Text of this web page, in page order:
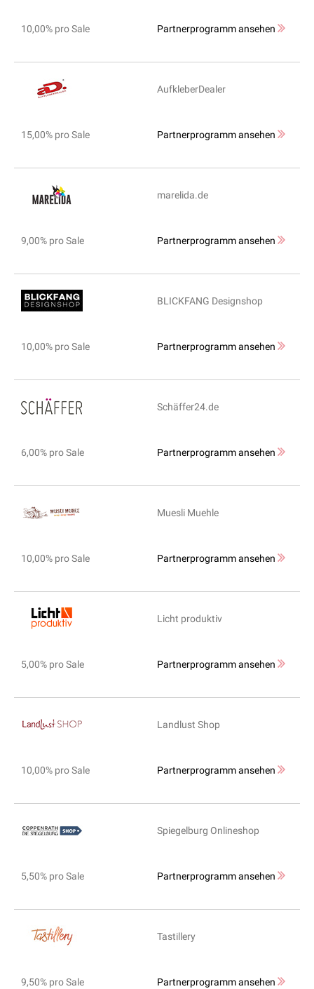
10,00% pro Sale Partnerprogramm ansehen
AufkleberDealer
15,00% pro Sale Partnerprogramm ansehen
marelida.de
9,00% pro Sale Partnerprogramm ansehen
BLICKFANG Designshop
10,00% pro Sale Partnerprogramm ansehen
Schäffer24.de
6,00% pro Sale Partnerprogramm ansehen
Muesli Muehle
10,00% pro Sale Partnerprogramm ansehen
Licht produktiv
5,00% pro Sale Partnerprogramm ansehen
Landlust Shop
10,00% pro Sale Partnerprogramm ansehen
Spiegelburg Onlineshop
5,50% pro Sale Partnerprogramm ansehen
Tastillery
9,50% pro Sale Partnerprogramm ansehen